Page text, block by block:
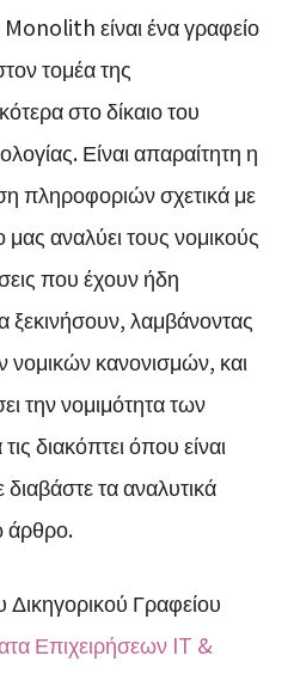
είναι ένα γραφείο
τομέα της
στο δίκαιο του
Είναι απαραίτητη η
πληροφοριών σχετικά με
αναλύει τους νομικούς
που έχουν ήδη
ξεκινήσουν, λαμβάνοντας
νομικών κανονισμών, και
την νομιμότητα των
διακόπτει όπου είναι
τα αναλυτικά
άρθρο.
Δικηγορικού Γραφείου
Επιχειρήσεων IT &